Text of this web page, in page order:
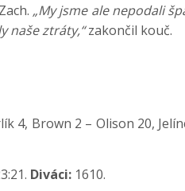
„My jsme ale nepodali
naše ztráty,“zakončil kouč.
4, Brown 2 – Olison 20,
Diváci: 1610.